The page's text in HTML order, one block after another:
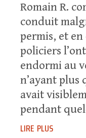
Romain R.
conduit
permis, et en
policiers
endormi au
n’ayant plus
avait
pendant
lire plus